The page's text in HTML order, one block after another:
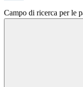
Campo di ricerca per le